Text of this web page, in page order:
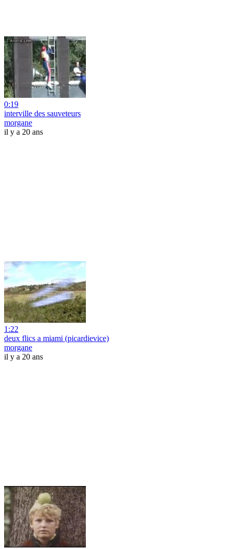
0:19
interville des sauveteurs
morgane
il y a 20 ans
1:22
deux flics a miami (picardievice)
morgane
il y a 20 ans